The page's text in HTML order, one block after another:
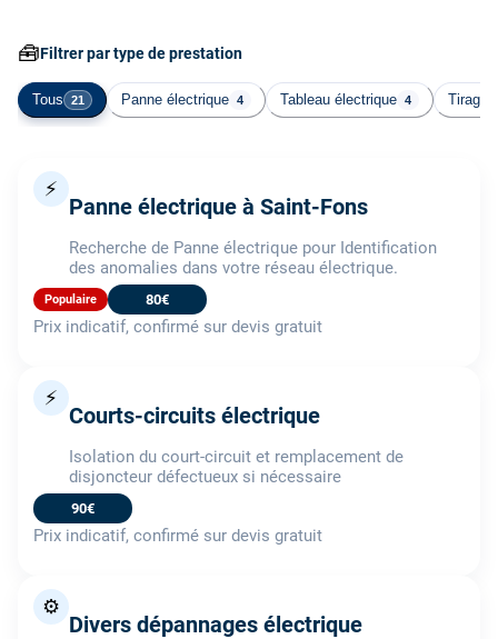
🧰Filtrer par type de prestation
Tous 21 Panne électrique 4 Tableau électrique 4 Tirage
⚡
Panne électrique à Saint-Fons
Recherche de Panne électrique pour Identification
des anomalies dans votre réseau électrique.
Populaire 80€
Prix indicatif, confirmé sur devis gratuit
⚡
Courts-circuits électrique
Isolation du court-circuit et remplacement de
disjoncteur défectueux si nécessaire
90€
Prix indicatif, confirmé sur devis gratuit
⚙️
Divers dépannages électrique